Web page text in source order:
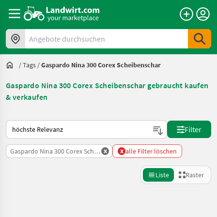
Angebote durchsuchen
/Tags /Gaspardo Nina 300 Corex Scheibenschar
Gaspardo Nina 300 Corex Scheibenschar gebraucht kaufen
& verkaufen
So wird auf Landwirt.com sortiert
Filter
Gaspardo Nina 300 Corex Scheibenschar
x x alle Filter löschen
Liste Raster